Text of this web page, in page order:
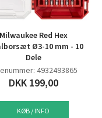
Milwaukee Red Hex
Ø3-10 mm - 10
Dele
4932493865
DKK 199,00
KØB / INFO